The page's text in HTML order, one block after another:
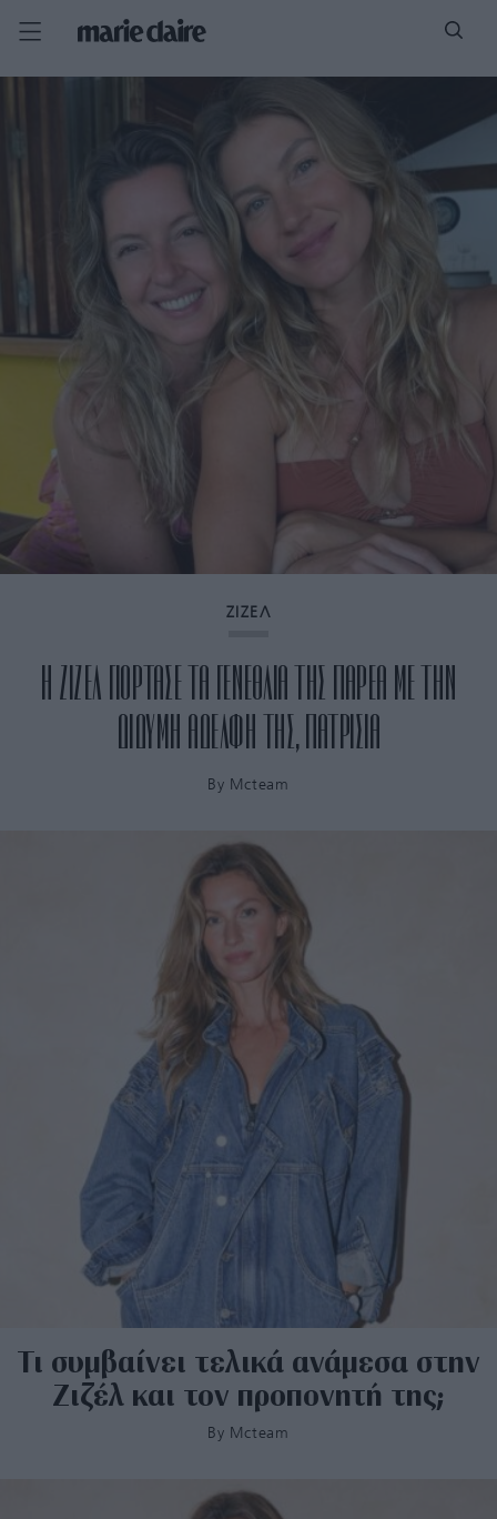
ΖΙΖΕΛ
Η ΖΙΖΕΛ ΓΙΟΡΤΑΣΕ ΤΑ ΓΕΝΕΘΛΙΑ ΤΗΣ ΠΑΡΕΑ ΜΕ ΤΗΝ
ΔΙΔΥΜΗ ΑΔΕΛΦΗ ΤΗΣ, ΠΑΤΡΙΣΙΑ
By Mcteam
Τι συμβαίνει τελικά ανάμεσα στην
Ζιζέλ και τον προπονητή της;
By Mcteam